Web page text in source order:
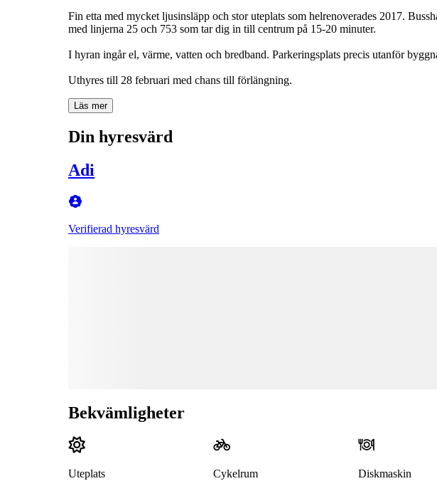
Fin etta med mycket ljusinsläpp och stor uteplats som helrenoverades 2017.
med linjerna 25 och 753 som tar dig in till centrum på 15-20 minuter.
I hyran ingår el, värme, vatten och bredband. Parkeringsplats precis utanför
Uthyres till 28 februari med chans till förlängning.
Läs mer
Din hyresvärd
Adi
Verifierad hyresvärd
Bekvämligheter
Uteplats Cykelrum Diskmaskin